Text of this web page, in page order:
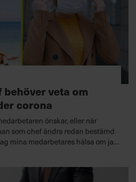
veta om
corona
önskar, eller när
som chef ändra redan bestämd
mina medarbetares hälsa om jag